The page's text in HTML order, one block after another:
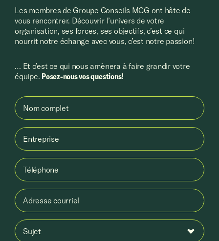
Les membres de Groupe Conseils MCG ont hâte de
vous rencontrer. Découvrir l’univers de votre
organisation, ses forces, ses objectifs, c’est ce qui
nourrit notre échange avec vous, c’est notre passion!
… Et c’est ce qui nous amènera à faire grandir votre
équipe. Posez-nous vos questions!
Nom complet
Entreprise
Téléphone
Adresse courriel
Sujet